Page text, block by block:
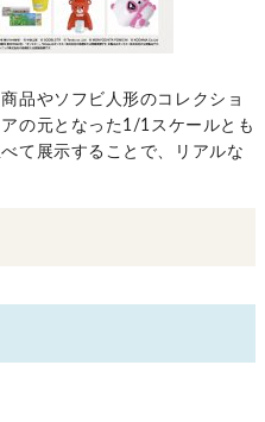
品やソフビ人形のコレクショ
の元となった1/1スケールとも
て展示することで、リアルな